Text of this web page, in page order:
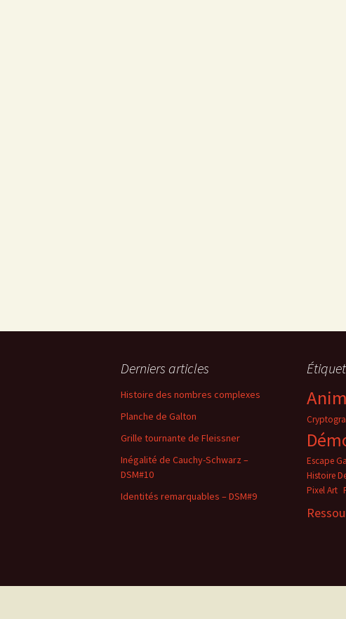
Derniers articles
Histoire des nombres complexes
Planche de Galton
Grille tournante de Fleissner
Inégalité de Cauchy-Schwarz –
DSM#10
Identités remarquables – DSM#9
Escape
Histoire
Pixel Art